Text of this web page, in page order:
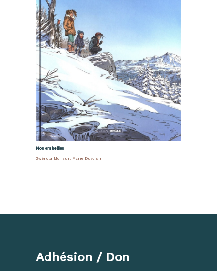
Nos embellies
Gwénola Morizur Marie Duvoisin
Adhésion / Don